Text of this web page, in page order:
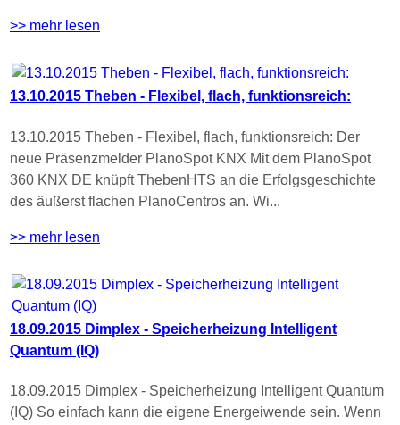
>> mehr lesen
13.10.2015 Theben - Flexibel, flach, funktionsreich:
13.10.2015 Theben - Flexibel, flach, funktionsreich: Der
neue Präsenzmelder PlanoSpot KNX Mit dem PlanoSpot
360 KNX DE knüpft ThebenHTS an die Erfolgsgeschichte
des äußerst flachen PlanoCentros an. Wi...
>> mehr lesen
18.09.2015 Dimplex - Speicherheizung Intelligent
Quantum (IQ)
18.09.2015 Dimplex - Speicherheizung Intelligent Quantum
(IQ) So einfach kann die eigene Energeiwende sein. Wenn